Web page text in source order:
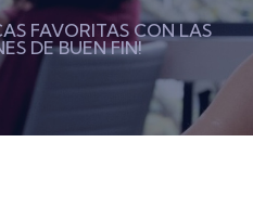
FAVORITAS CON LAS
DE BUEN FIN!